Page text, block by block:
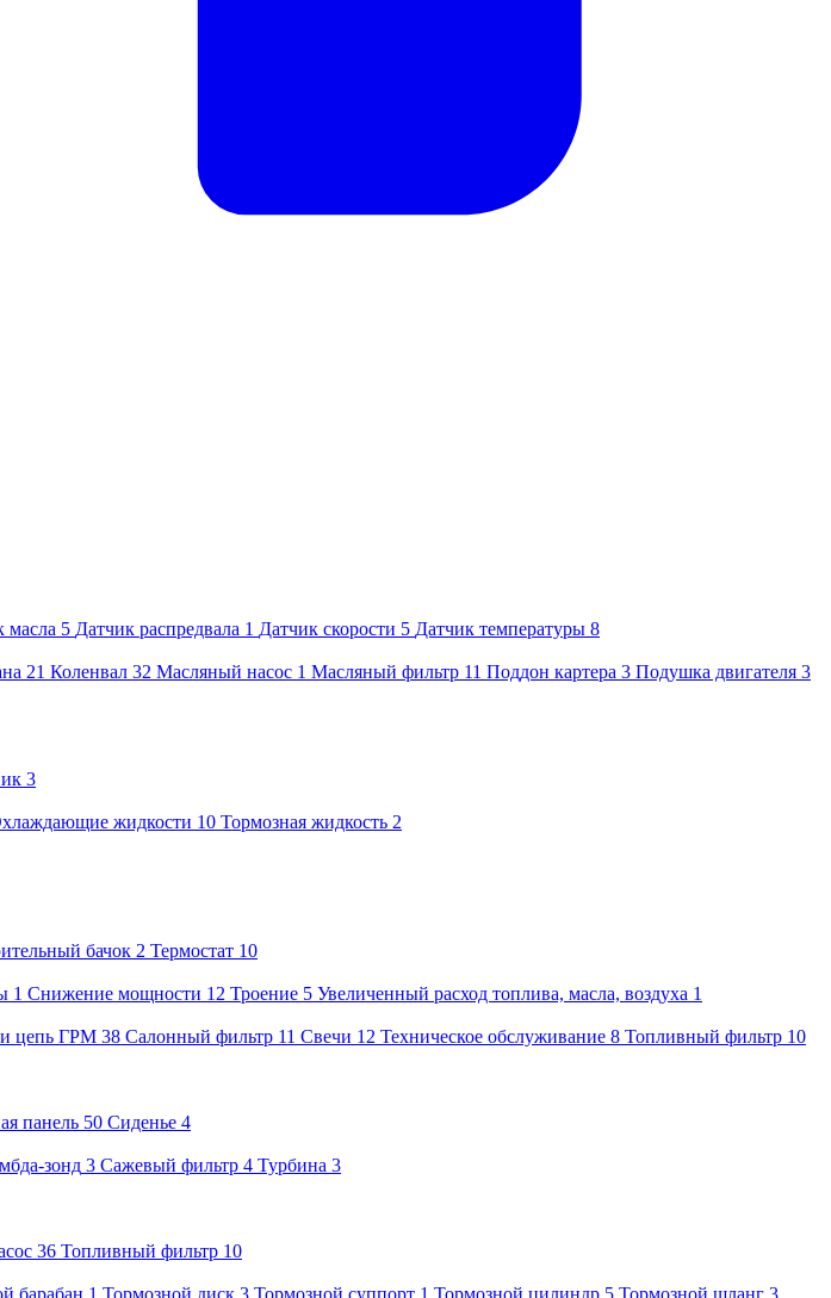
масла 5 Датчик распредвала 1 Датчик скорости 5 Датчик температуры 8
21 Коленвал 32 Масляный насос 1 Масляный фильтр 11 Поддон картера 3 Подушка двигателя 3
3
жидкости 10 Тормозная жидкость 2
бачок 2 Термостат 10
1 Снижение мощности 12 Троение 5 Увеличенный расход топлива, масла, воздуха 1
цепь ГРМ 38 Салонный фильтр 11 Свечи 12 Техническое обслуживание 8 Топливный фильтр 10
панель 50 Сиденье 4
зонд 3 Сажевый фильтр 4 Турбина 3
36 Топливный фильтр 10
барабан 1 Тормозной диск 3 Тормозной суппорт 1 Тормозной цилиндр 5 Тормозной шланг 3